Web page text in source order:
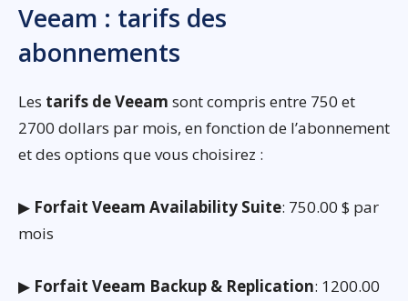
Veeam : tarifs des
abonnements
Les tarifs de Veeam sont compris entre 750 et
2700 dollars par mois, en fonction de l’abonnement
et des options que vous choisirez :
▶ Forfait Veeam Availability Suite: 750.00 $ par
mois
▶ Forfait Veeam Backup & Replication: 1200.00